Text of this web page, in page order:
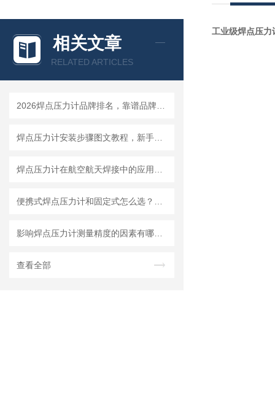
相关文章
RELATED ARTICLES
查看全部
工业级焊点压力